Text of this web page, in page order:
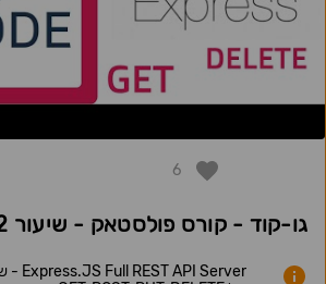
6
גו-קוד - קורס פולסטאק - שיעור 32